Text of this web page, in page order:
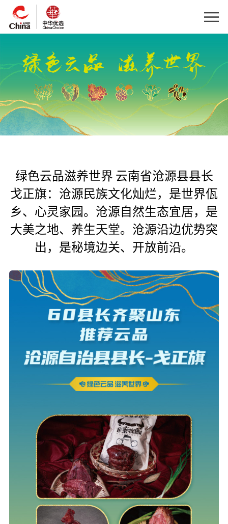
绿色云品滋养世界 云南省沧源县县长
戈正旗：沧源民族文化灿烂，是世界佤
乡、心灵家园。沧源自然生态宜居，是
大美之地、养生天堂。沧源沿边优势突
出，是秘境边关、开放前沿。